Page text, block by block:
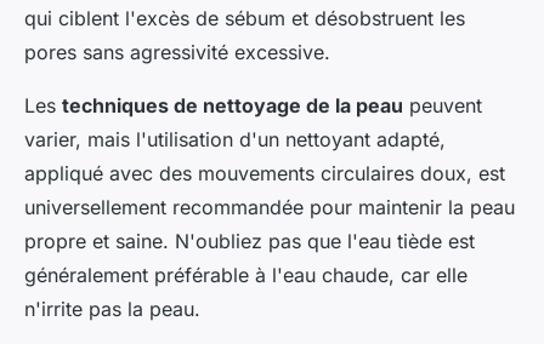
qui ciblent l'excès de sébum et désobstruent les
pores sans agressivité excessive.
Les techniques de nettoyage de la peau peuvent
varier, mais l'utilisation d'un nettoyant adapté,
appliqué avec des mouvements circulaires doux, est
universellement recommandée pour maintenir la peau
propre et saine. N'oubliez pas que l'eau tiède est
généralement préférable à l'eau chaude, car elle
n'irrite pas la peau.